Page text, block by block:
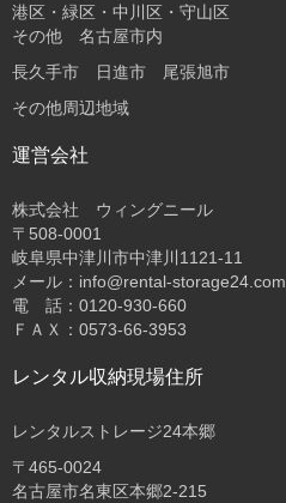
港区・緑区・中川区・守山区
その他 名古屋市内
長久手市 日進市 尾張旭市
その他周辺地域
運営会社
株式会社 ウィングニール
〒508-0001
岐阜県中津川市中津川1121-11
メール：info@rental-storage24.com
電 話：0120-930-660
ＦＡＸ：0573-66-3953
レンタル収納現場住所
レンタルストレージ24本郷
〒465-0024
名古屋市名東区本郷2-215